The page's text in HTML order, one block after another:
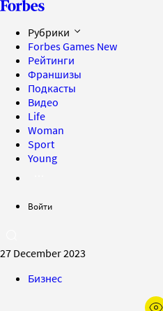
Рубрики
Forbes Games New
Рейтинги
Франшизы
Подкасты
Видео
Life
Woman
Sport
Young
Войти
27 December 2023
Бизнес